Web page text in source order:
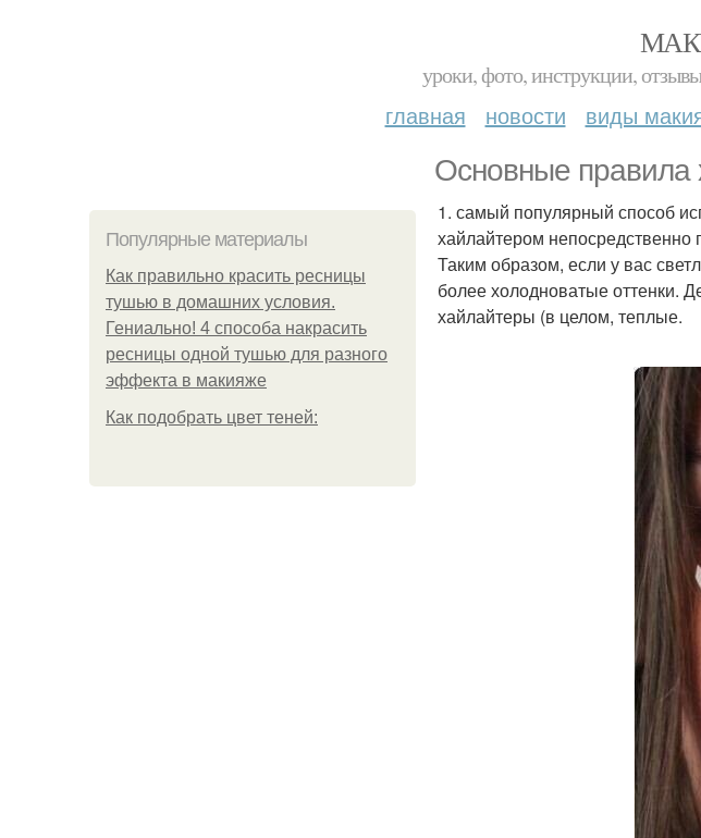
уроки, фото, инструкции,
главная новости виды
Основные правила
Популярные материалы
Как правильно красить ресницы
тушью в домашних условия.
Гениально! 4 способа накрасить
ресницы одной тушью для разного
эффекта в макияже
Как подобрать цвет теней:
1. самый популярный способ
хайлайтером непосредственно
Таким образом, если у вас
более холодноватые оттенки.
хайлайтеры (в целом, теплые.